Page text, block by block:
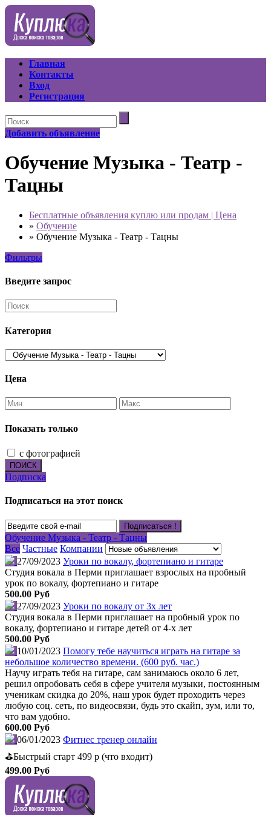
Главная
Контакты
Вход
Регистрация
Добавить объявление
Обучение Музыка - Театр -
Тацны
Бесплатные объявления куплю или продам | Цена
» Обучение
» Обучение Музыка - Театр - Тацны
Фильтры
Введите запрос
Категория
Цена
Показать только
с фотографией
ПОИСК
Подписка
Подписаться на этот поиск
Подписаться !
Обучение Музыка - Театр - Тацны
Все Частные Компании
27/09/2023 Уроки по вокалу, фортепиано и гитаре
Студия вокала в Перми приглашает взрослых на пробный
урок по вокалу, фортепиано и гитаре
500.00 Руб
27/09/2023 Уроки по вокалу от 3х лет
Студия вокала в Перми приглашает на пробный урок по
вокалу, фортепиано и гитаре детей от 4-х лет
500.00 Руб
10/01/2023 Помогу тебе научиться играть на гитаре за
небольшое количество времени. (600 руб. час.)
Научу играть тебя на гитаре, сам занимаюсь около 6 лет,
решил опробовать себя в сфере учителя музыки, постоянным
ученикам скидка до 20%, наш урок будет проходить через
любую соц. сеть, по видеосвязи, будь это скайп, зум, или то,
что вам удобно.
600.00 Руб
06/01/2023 Фитнес тренер онлайн
⛳️Быстрый старт 499 р (что входит)
499.00 Руб